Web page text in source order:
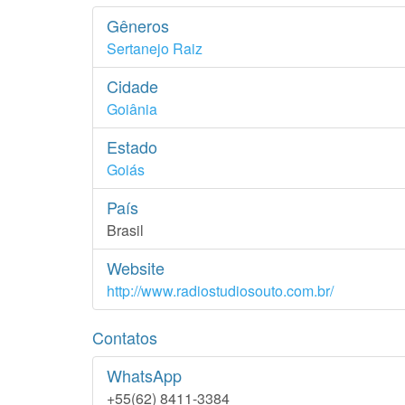
Gêneros
Sertanejo Raiz
Cidade
Goiânia
Estado
Goiás
País
Brasil
Website
http://www.radiostudiosouto.com.br/
Contatos
WhatsApp
+55(62) 8411-3384